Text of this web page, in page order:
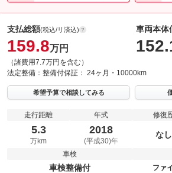
支払総額(税込/リ済込)
159.8万円
（諸費用7.7万円を含む）
車両本体
法定整備： 整備付保証： 24ヶ月・10000km
希望予算で相談してみる
走行距離
5.3
万km
年式
2018
(平成30)年
修復
なし
車検
車検整備付
ファ